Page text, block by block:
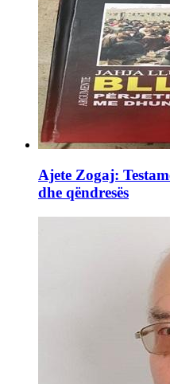
Ajete Zogaj:
dhe qëndresës